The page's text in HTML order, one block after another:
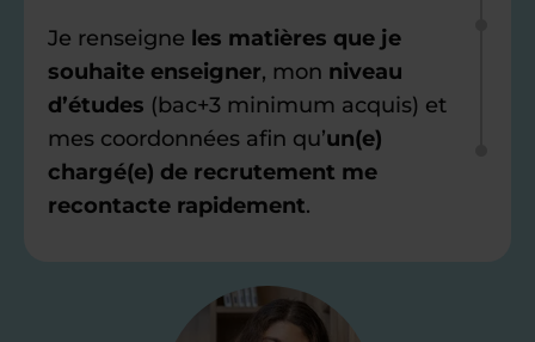
Je renseigne les matières que je
souhaite enseigner, mon niveau
d’études (bac+3 minimum acquis) et
mes coordonnées afin qu’un(e)
chargé(e) de recrutement me
recontacte rapidement.